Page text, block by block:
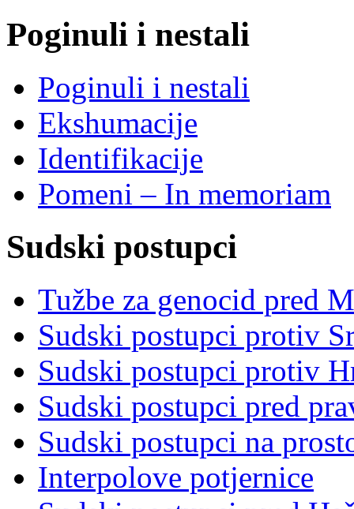
Poginuli i nestali
Poginuli i nestali
Ekshumacije
Identifikacije
Pomeni – In memoriam
Sudski postupci
Tužbe za genocid pred
Sudski postupci protiv
Sudski postupci protiv
Sudski postupci pred
Sudski postupci na
Interpolove potjernice